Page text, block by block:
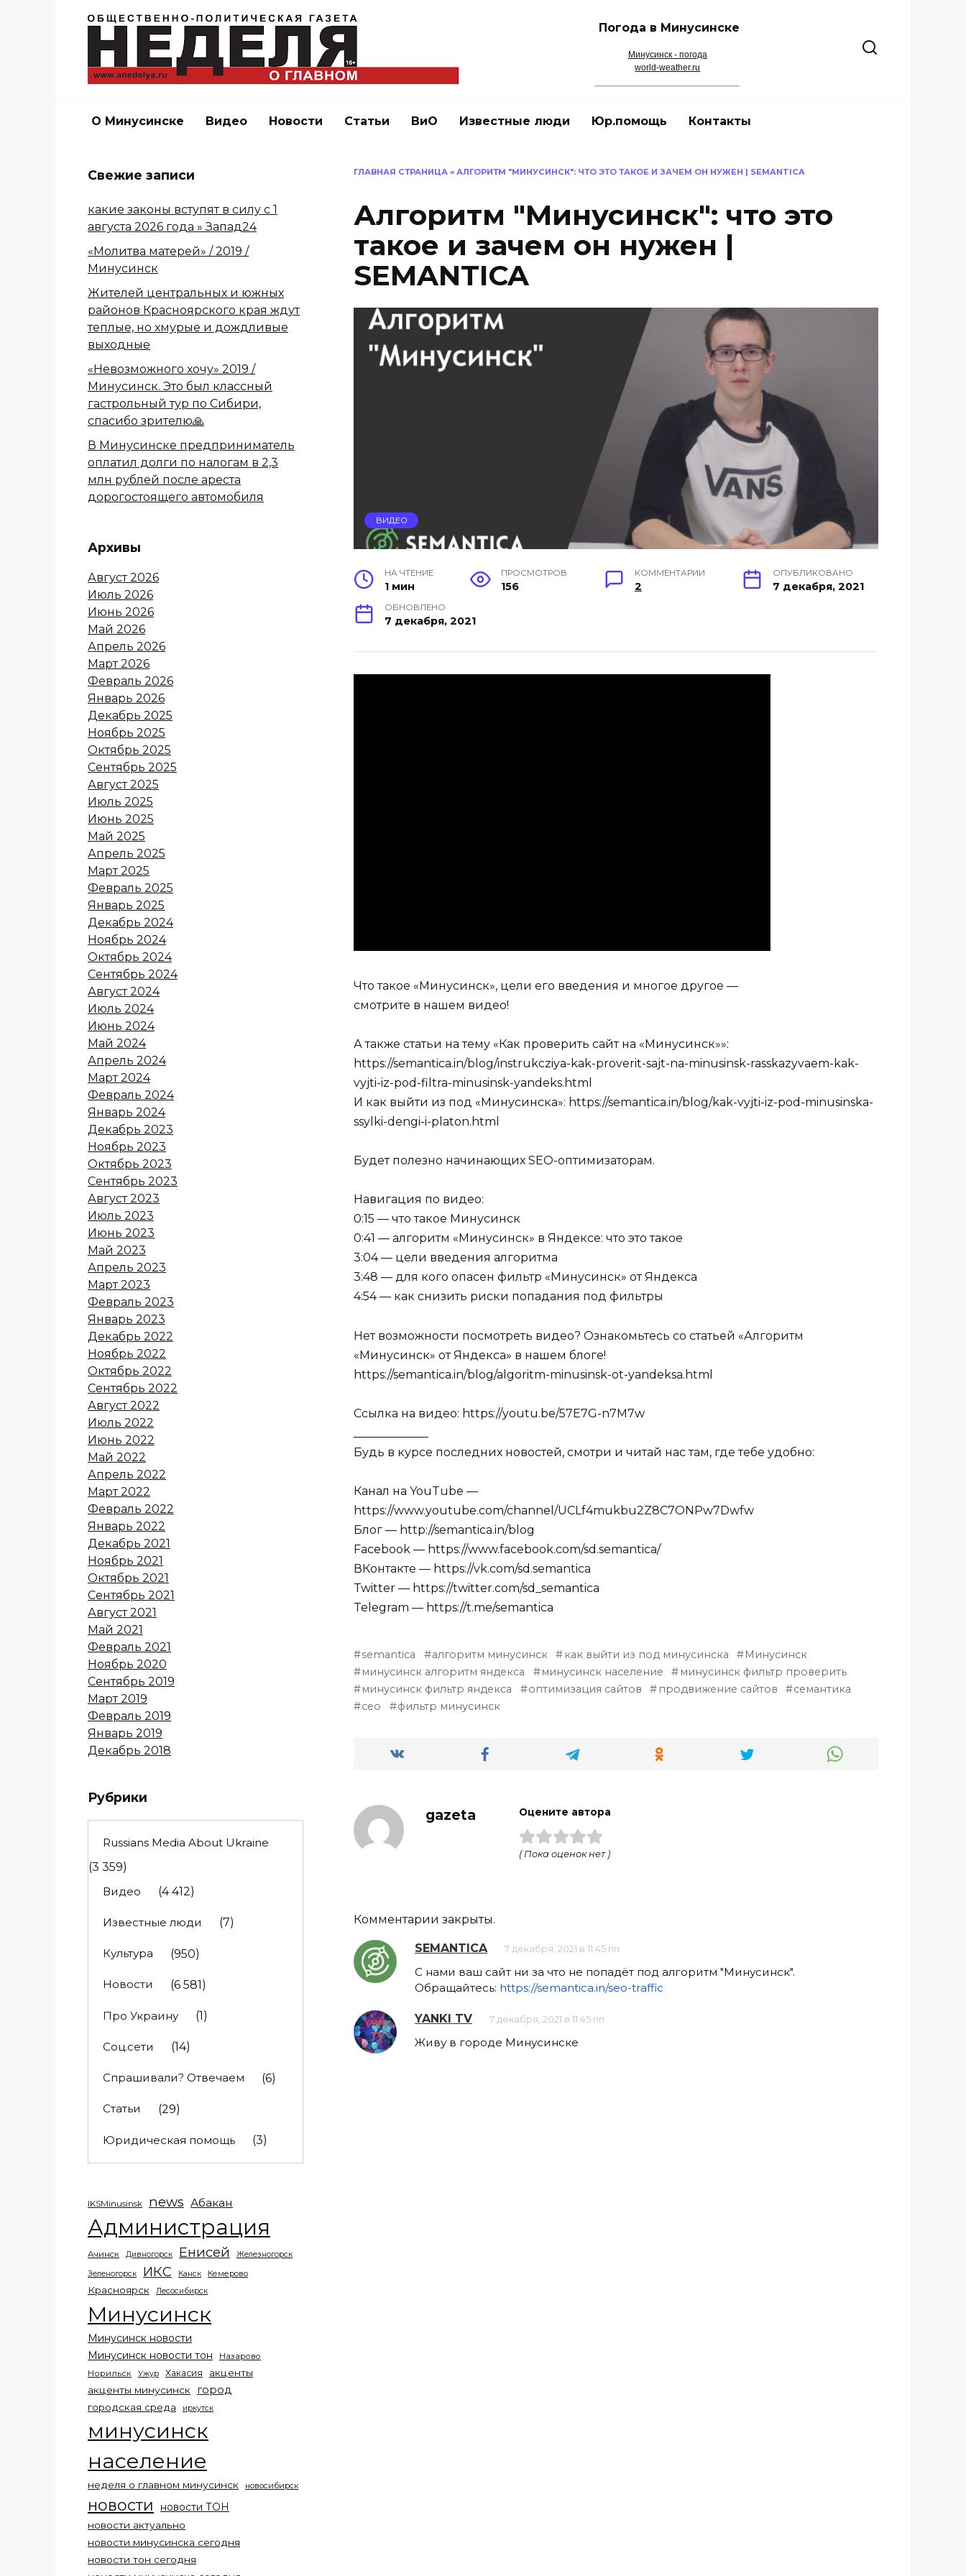
Погода в Минусинске
Минусинск - погода
world-weather.ru
О Минусинске Видео Новости Статьи ВиО Известные люди Юр.помощь Контакты
ГЛАВНАЯ СТРАНИЦА » АЛГОРИТМ "МИНУСИНСК": ЧТО ЭТО ТАКОЕ И ЗАЧЕМ ОН НУЖЕН | SEMANTICA
Алгоритм "Минусинск": что это
такое и зачем он нужен |
SEMANTICA
ВИДЕО
НА ЧТЕНИЕ
1 мин
ПРОСМОТРОВ
156
КОММЕНТАРИИ
2
ОПУБЛИКОВАНО
7 декабря, 2021
ОБНОВЛЕНО
7 декабря, 2021
Что такое «Минусинск», цели его введения и многое другое —
смотрите в нашем видео!
А также статьи на тему «Как проверить сайт на «Минусинск»»:
https://semantica.in/blog/instrukcziya-kak-proverit-sajt-na-minusinsk-rasskazyvaem-kak-
vyjti-iz-pod-filtra-minusinsk-yandeks.html
И как выйти из под «Минусинска»: https://semantica.in/blog/kak-vyjti-iz-pod-minusinska-
ssylki-dengi-i-platon.html
Будет полезно начинающих SEO-оптимизаторам.
Навигация по видео:
0:15 — что такое Минусинск
0:41 — алгоритм «Минусинск» в Яндексе: что это такое
3:04 — цели введения алгоритма
3:48 — для кого опасен фильтр «Минусинск» от Яндекса
4:54 — как снизить риски попадания под фильтры
Нет возможности посмотреть видео? Ознакомьтесь со статьей «Алгоритм
«Минусинск» от Яндекса» в нашем блоге!
https://semantica.in/blog/algoritm-minusinsk-ot-yandeksa.html
Ссылка на видео: https://youtu.be/57E7G-n7M7w
Будь в курсе последних новостей, смотри и читай нас там, где тебе удобно:
Канал на YouTube —
https://www.youtube.com/channel/UCLf4mukbu2Z8C7ONPw7Dwfw
Блог — http://semantica.in/blog
Facebook — https://www.facebook.com/sd.semantica/
ВКонтакте — https://vk.com/sd.semantica
Twitter — https://twitter.com/sd_semantica
Telegram — https://t.me/semantica
semantica алгоритм минусинск как выйти из под минусинска
Минусинск
минусинск алгоритм яндекса
минусинск население
минусинск фильтр проверить
минусинск фильтр яндекса
оптимизация сайтов продвижение сайтов
семантика
сео
фильтр минусинск
gazeta Оцените автора
( Пока оценок нет )
Комментарии закрыты.
SEMANTICA 7 декабря, 2021 в 11:45 пп
С нами ваш сайт ни за что не попадёт под алгоритм "Минусинск".
Обращайтесь: https://semantica.in/seo-traffic
YANKI TV 7 декабря, 2021 в 11:45 пп
Живу в городе Минусинске
Свежие записи
какие законы вступят в силу с 1
августа 2026 года » Запад24
«Молитва матерей» / 2019 /
Минусинск
Жителей центральных и южных
районов Красноярского края ждут
теплые, но хмурые и дождливые
выходные
«Невозможного хочу» 2019 /
Минусинск. Это был классный
гастрольный тур по Сибири,
спасибо зрителю🙏
В Минусинске предприниматель
оплатил долги по налогам в 2,3
млн рублей после ареста
дорогостоящего автомобиля
Архивы
Август 2026
Июль 2026
Июнь 2026
Май 2026
Апрель 2026
Март 2026
Февраль 2026
Январь 2026
Декабрь 2025
Ноябрь 2025
Октябрь 2025
Сентябрь 2025
Август 2025
Июль 2025
Июнь 2025
Май 2025
Апрель 2025
Март 2025
Февраль 2025
Январь 2025
Декабрь 2024
Ноябрь 2024
Октябрь 2024
Сентябрь 2024
Август 2024
Июль 2024
Июнь 2024
Май 2024
Апрель 2024
Март 2024
Февраль 2024
Январь 2024
Декабрь 2023
Ноябрь 2023
Октябрь 2023
Сентябрь 2023
Август 2023
Июль 2023
Июнь 2023
Май 2023
Апрель 2023
Март 2023
Февраль 2023
Январь 2023
Декабрь 2022
Ноябрь 2022
Октябрь 2022
Сентябрь 2022
Август 2022
Июль 2022
Июнь 2022
Май 2022
Апрель 2022
Март 2022
Февраль 2022
Январь 2022
Декабрь 2021
Ноябрь 2021
Октябрь 2021
Сентябрь 2021
Август 2021
Май 2021
Февраль 2021
Ноябрь 2020
Сентябрь 2019
Март 2019
Февраль 2019
Январь 2019
Декабрь 2018
Рубрики
Russians Media About Ukraine
(3 359)
Видео
(4 412)
Известные люди (7)
Культура (950)
Новости (6 581)
Про Украину (1)
Соц.сети (14)
Спрашивали? Отвечаем (6)
Статьи (29)
Юридическая помощь (3)
IKSMinusinsk news Абакан
Администрация
Ачинск Дивногорск Енисей Железногорск
Зеленогорск ИКС Канск Кемерово
Красноярск Лесосибирск
Минусинск
Минусинск новости
Минусинск новости тон
Назарово
Норильск
Ужур Хакасия
акценты
акценты минусинск
город
городская среда иркутск
минусинск
население
неделя о главном минусинск новосибирск
новости новости ТОН
новости актуально
новости минусинска сегодня
новости тон сегодня